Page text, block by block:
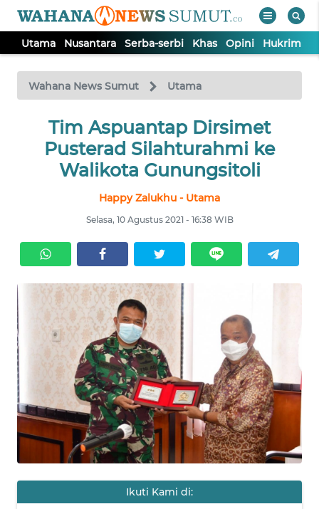
Utama Nusantara Serba-serbi Khas Opini Hukrim
Wahana News Sumut Utama
Tim Aspuantap Dirsimet
Pusterad Silahturahmi ke
Walikota Gunungsitoli
Happy Zalukhu - Utama
Selasa, 10 Agustus 2021 - 16:38 WIB
Ikuti Kami di:
TV
Tutup
UTAMA
NUSANTARA
KHAS
HUKRIM
PERISTIWA
Informasi
BERITA
KONTAK